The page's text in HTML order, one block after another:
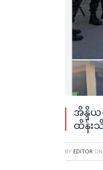
အိန္ဒိယ
ထိန်း
BY EDITOR ON